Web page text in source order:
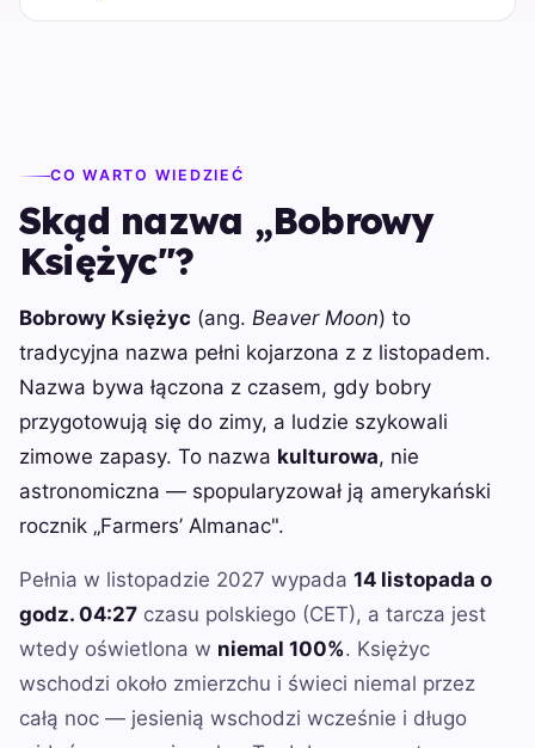
CO WARTO WIEDZIEĆ
Skąd nazwa „Bobrowy
Księżyc"?
Bobrowy Księżyc (ang. Beaver Moon) to
tradycyjna nazwa pełni kojarzona z z listopadem.
Nazwa bywa łączona z czasem, gdy bobry
przygotowują się do zimy, a ludzie szykowali
zimowe zapasy. To nazwa kulturowa, nie
astronomiczna — spopularyzował ją amerykański
rocznik „Farmers’ Almanac".
Pełnia w listopadzie 2027 wypada 14 listopada o
godz. 04:27 czasu polskiego (CET), a tarcza jest
wtedy oświetlona w niemal 100%. Księżyc
wschodzi około zmierzchu i świeci niemal przez
całą noc — jesienią wschodzi wcześnie i długo